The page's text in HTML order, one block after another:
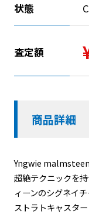
状態
査定額
商品詳細
Yngwie
超絶テクニックを
ィーンのシグネイチ
ストラトキャスター